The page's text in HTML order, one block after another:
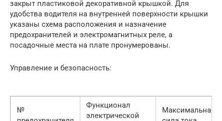
закрыт пластиковой декоративной крышкой. Для
удобства водителя на внутренней поверхности крышки
указаны схема расположения и назначение
предохранителей и электромагнитных реле, а
посадочные места на плате пронумерованы.
Управление и безопасность:
№
Функционал
электрической
Максимальная